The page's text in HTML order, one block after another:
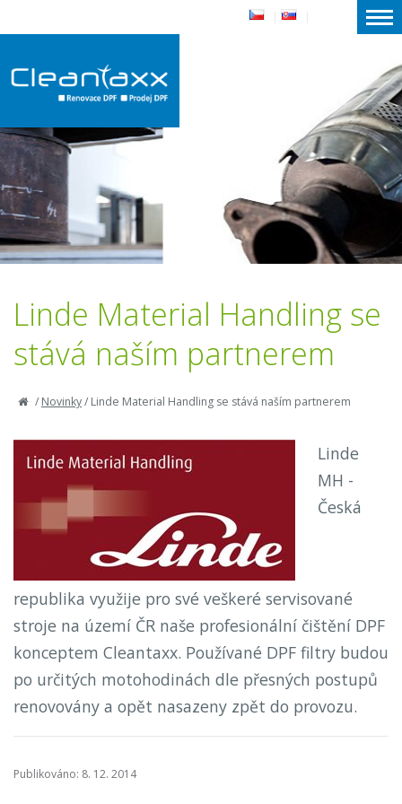
Linde Material Handling se
stává naším partnerem
/Novinky/Linde Material Handling se stává naším partnerem
Linde
MH -
Česká
republika využije pro své veškeré servisované
stroje na území ČR naše profesionální čištění DPF
konceptem Cleantaxx. Používané DPF filtry budou
po určitých motohodinách dle přesných postupů
renovovány a opět nasazeny zpět do provozu.
Publikováno: 8. 12. 2014